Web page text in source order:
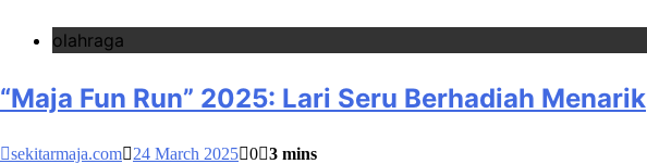
olahraga
“Maja Fun Run” 2025: Lari Seru Berhadiah Menarik
sekitarmaja.com 24 March 2025 0 3 mins